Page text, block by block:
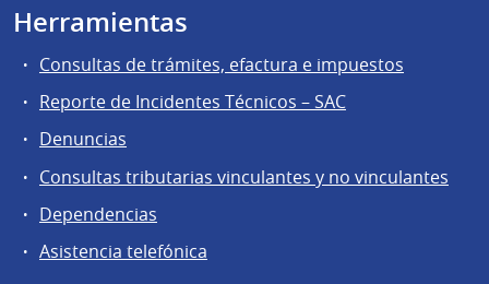
Herramientas
Consultas de trámites, efactura e impuestos
Reporte de Incidentes Técnicos – SAC
Denuncias
Consultas tributarias vinculantes y no vinculantes
Dependencias
Asistencia telefónica